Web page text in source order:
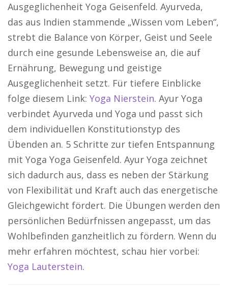
Ausgeglichenheit Yoga Geisenfeld. Ayurveda,
das aus Indien stammende „Wissen vom Leben“,
strebt die Balance von Körper, Geist und Seele
durch eine gesunde Lebensweise an, die auf
Ernährung, Bewegung und geistige
Ausgeglichenheit setzt. Für tiefere Einblicke
folge diesem Link: Yoga Nierstein. Ayur Yoga
verbindet Ayurveda und Yoga und passt sich
dem individuellen Konstitutionstyp des
Übenden an. 5 Schritte zur tiefen Entspannung
mit Yoga Yoga Geisenfeld. Ayur Yoga zeichnet
sich dadurch aus, dass es neben der Stärkung
von Flexibilität und Kraft auch das energetische
Gleichgewicht fördert. Die Übungen werden den
persönlichen Bedürfnissen angepasst, um das
Wohlbefinden ganzheitlich zu fördern. Wenn du
mehr erfahren möchtest, schau hier vorbei:
Yoga Lauterstein.